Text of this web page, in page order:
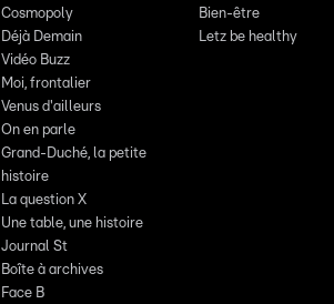
Cosmopoly
Déjà Demain
Vidéo Buzz
Moi, frontalier
Venus d'ailleurs
On en parle
Grand-Duché, la petite
histoire
La question X
Une table, une histoire
Journal St
Boîte à archives
Face B
Bien-être
Letz be healthy